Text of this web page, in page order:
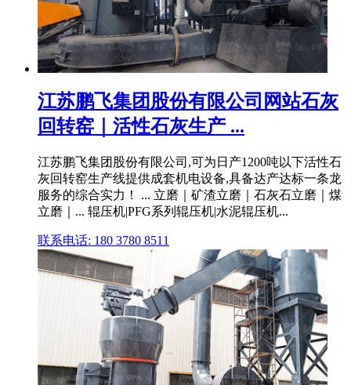
江苏鹏飞集团股份有限公司网站石灰
回转窑｜活性石灰生产 ...
江苏鹏飞集团股份有限公司,可为日产1200吨以下活性石
灰回转窑生产线提供成套机电设备,具备达产达标一条龙
服务的综合实力！ ... 立磨｜矿渣立磨｜石灰石立磨｜煤
立磨｜... 辊压机|PFG系列辊压机|水泥辊压机...
联系电话: 180 3780 8511